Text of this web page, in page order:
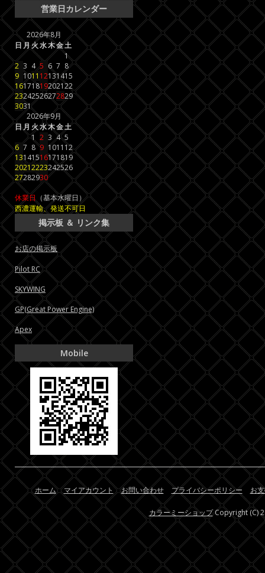
営業日カレンダー
2026年8月
日月火水木金土
1
2 3 4 5 6 7 8
9 1011 12131415
16171819202122
23242526272829
3031
2026年9月
日月 火水木金土
1 2 3 4 5
6 7 8 9 1011 12
13141516171819
20212223242526
27282930
休業日 （基本水曜日）
西濃運輸、発送不可日
掲示板 ＆ リンク集
お店の掲示板
Pilot RC
SKYWING
GP(Great Power Engine)
Apex
Mobile
ホーム マイアカウント お問い合わせ プライバシーポリシー お
カラーミーショップCopyright (C)